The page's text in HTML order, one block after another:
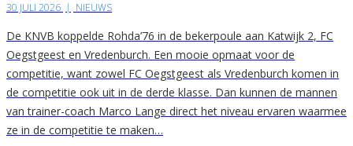
30 JULI 2026 | NIEUWS
De KNVB koppelde Rohda’76 in de bekerpoule aan Katwijk 2, FC
Oegstgeest en Vredenburch. Een mooie opmaat voor de
competitie, want zowel FC Oegstgeest als Vredenburch komen in
de competitie ook uit in de derde klasse. Dan kunnen de mannen
van trainer-coach Marco Lange direct het niveau ervaren waarmee
ze in de competitie te maken…